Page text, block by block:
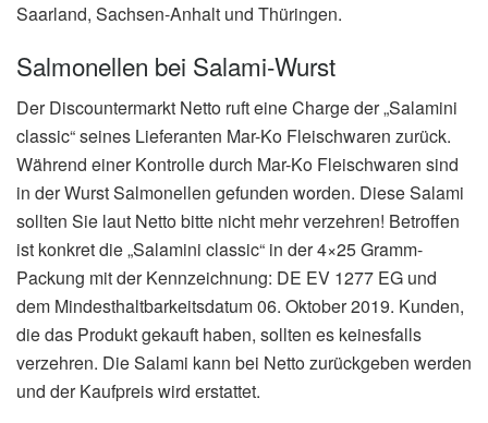
Saarland, Sachsen-Anhalt und Thüringen.
Salmonellen bei Salami-Wurst
Der Discountermarkt Netto ruft eine Charge der „Salamini
classic“ seines Lieferanten Mar-Ko Fleischwaren zurück.
Während einer Kontrolle durch Mar-Ko Fleischwaren sind
in der Wurst Salmonellen gefunden worden. Diese Salami
sollten Sie laut Netto bitte nicht mehr verzehren! Betroffen
ist konkret die „Salamini classic“ in der 4×25 Gramm-
Packung mit der Kennzeichnung: DE EV 1277 EG und
dem Mindesthaltbarkeitsdatum 06. Oktober 2019. Kunden,
die das Produkt gekauft haben, sollten es keinesfalls
verzehren. Die Salami kann bei Netto zurückgeben werden
und der Kaufpreis wird erstattet.